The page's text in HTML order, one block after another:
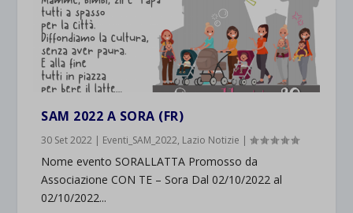
SAM 2022 A SORA (FR)
30 Set 2022 | Eventi_SAM_2022, Lazio Notizie |
Nome evento SORALLATTA Promosso da
Associazione CON TE – Sora Dal 02/10/2022 al
02/10/2022...